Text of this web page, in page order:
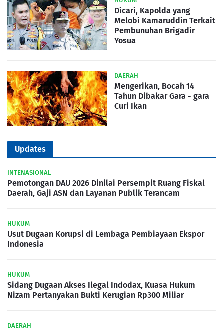
Dicari, Kapolda yang
Melobi Kamaruddin Terkait
Pembunuhan Brigadir
Yosua
DAERAH
Mengerikan, Bocah 14
Tahun Dibakar Gara - gara
Curi Ikan
Updates
INTENASIONAL
Pemotongan DAU 2026 Dinilai Persempit Ruang Fiskal
Daerah, Gaji ASN dan Layanan Publik Terancam
HUKUM
Usut Dugaan Korupsi di Lembaga Pembiayaan Ekspor
Indonesia
HUKUM
Sidang Dugaan Akses Ilegal Indodax, Kuasa Hukum
Nizam Pertanyakan Bukti Kerugian Rp300 Miliar
DAERAH